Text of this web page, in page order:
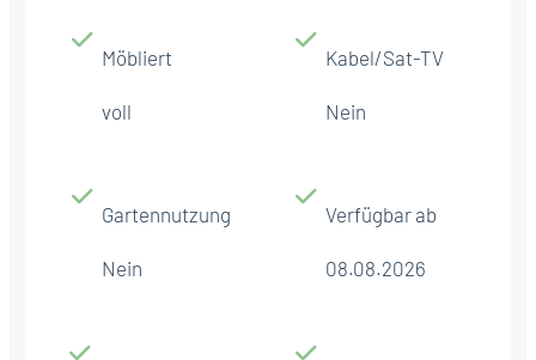
Möbliert
voll
Kabel/Sat-TV
Nein
Gartennutzung
Nein
Verfügbar ab
08.08.2026